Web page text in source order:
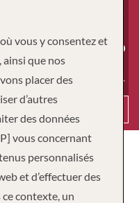
vous y consentez et
ainsi que nos
placer des
d’autres
des données
vous concernant
personnalisés
et d’effectuer des
ce contexte, un